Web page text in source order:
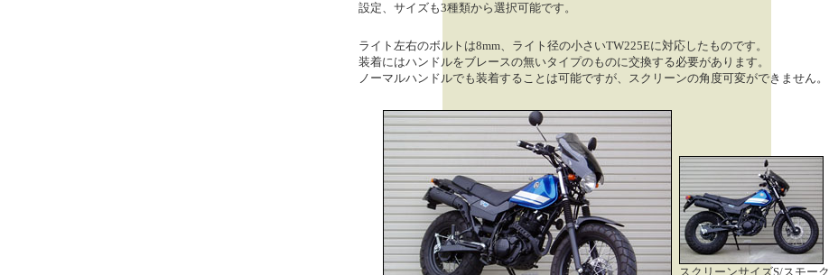
設定、サイズも3種類から選択可能です。
ライト左右のボルトは8mm、ライト径の小さいTW225Eに対応したものです。
装着にはハンドルをブレースの無いタイプのものに交換する必要があります。
ノーマルハンドルでも装着することは可能ですが、スクリーンの角度可変ができません。
スクリーンサイズS/スモーク